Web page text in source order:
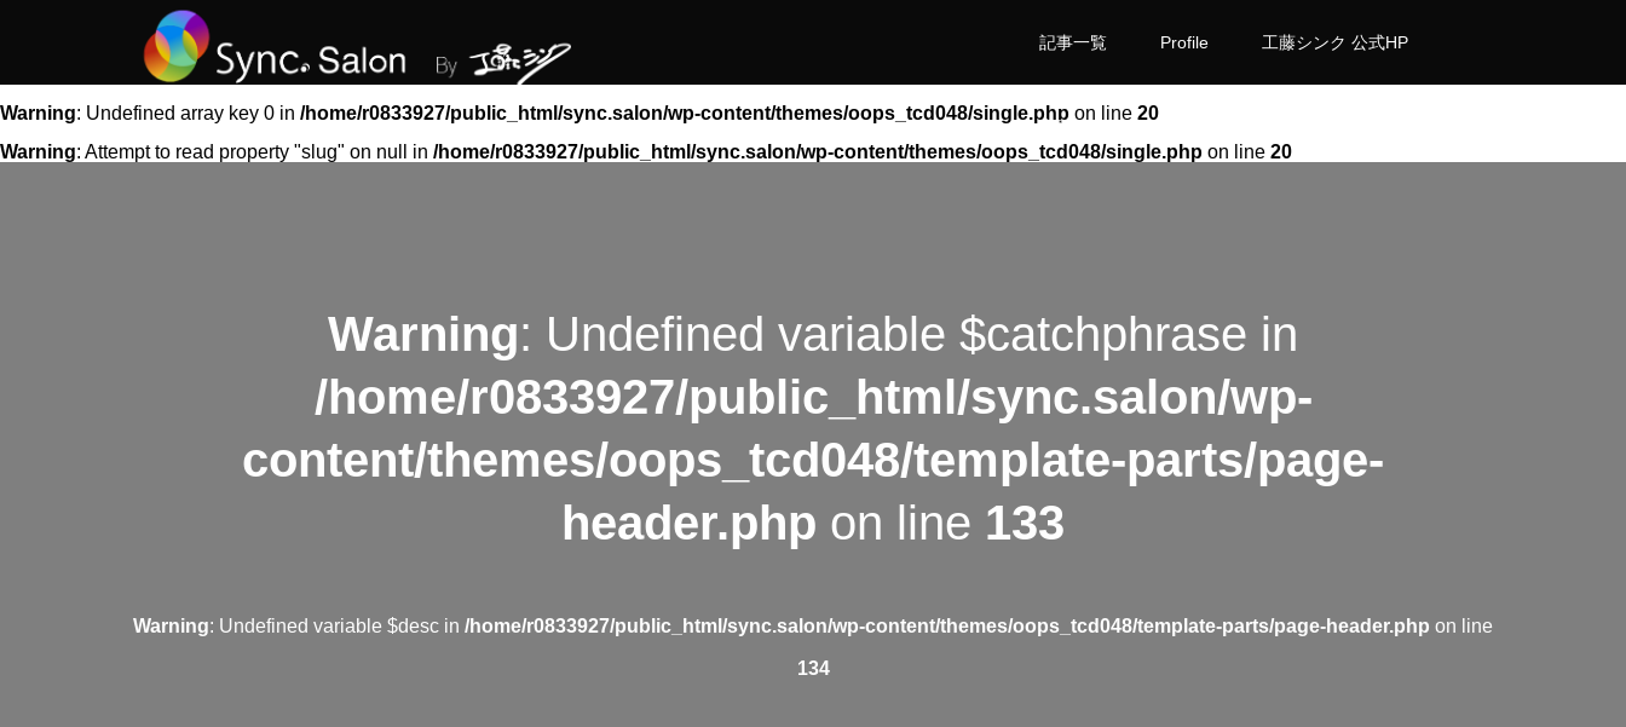
記事一覧 Profile 工藤シンク 公式HP
実験
Warning: Undefined array key 0 in /home/r0833927/public_html/sync.salon/wp-content/themes/oops_tcd048/single.php on line 20
Warning: Attempt to read property "slug" on null in /home/r0833927/public_html/sync.salon/wp-content/themes/oops_tcd048/single.php on line 20
Warning: Undefined variable $catchphrase in
/home/r0833927/public_html/sync.salon/wp-
content/themes/oops_tcd048/template-parts/page-
header.php on line 133
Warning: Undefined variable $desc in /home/r0833927/public_html/sync.salon/wp-content/themes/oops_tcd048/template-parts/page-header.php on line
134